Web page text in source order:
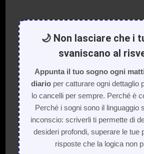
🌙 Non lasciare che i
svaniscano al
Appunta il tuo sogno ogni
diarioper catturare ogni dettaglio
lo cancelli per sempre. Perché è
Perché i sogni sono il linguaggio
inconscio: scriverli ti permette di
desideri profondi, superare le tue
risposte che la logica non